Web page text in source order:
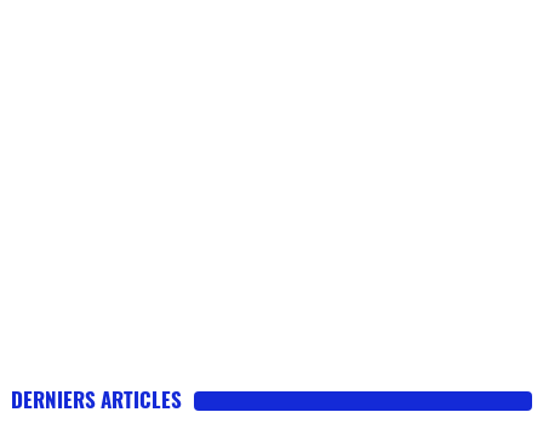
DERNIERS ARTICLES